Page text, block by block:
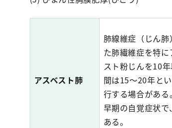
アスベスト肺
肺線維症（じん
た肺繊維症を特
スト粉じんを10
間は15～20年と
行する場合があ
早期の自覚症状
ある。